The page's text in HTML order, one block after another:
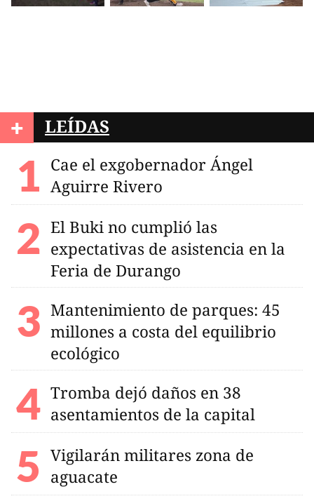
+ LEÍDAS
Cae el exgobernador Ángel
Aguirre Rivero
El Buki no cumplió las
expectativas de asistencia en la
Feria de Durango
Mantenimiento de parques: 45
millones a costa del equilibrio
ecológico
Tromba dejó daños en 38
asentamientos de la capital
Vigilarán militares zona de
aguacate